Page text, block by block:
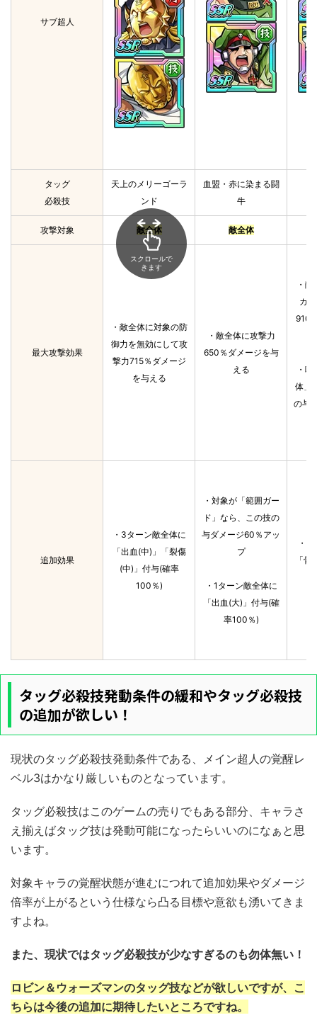
サブ超人
タッグ
必殺技
天上のメリーゴーラ
ンド
血盟・赤に染まる闘
牛
攻撃対象 敵全体 敵全体
最大攻撃効果
・敵全体に対象の防
御力を無効にして攻
撃力715％ダメージ
を与える
・敵全体に攻撃力
650％ダメージを与
える
・
カ
910
・
体」
の与
追加効果
・3ターン敵全体に
「出血(中)」「裂傷
(中)」付与(確率
100％)
・対象が「範囲ガー
ド」なら、この技の
与ダメージ60％アッ
プ
・1ターン敵全体に
「出血(大)」付与(確
率100％)
・3
「
スクロールで
きます
タッグ必殺技発動条件の緩和やタッグ必殺技
の追加が欲しい！
現状のタッグ必殺技発動条件である、メイン超人の覚醒レ
ベル3はかなり厳しいものとなっています。
タッグ必殺技はこのゲームの売りでもある部分、キャラさ
え揃えばタッグ技は発動可能になったらいいのになぁと思
います。
対象キャラの覚醒状態が進むにつれて追加効果やダメージ
倍率が上がるという仕様なら凸る目標や意欲も湧いてきま
すよね。
また、現状ではタッグ必殺技が少なすぎるのも勿体無い！
ロビン＆ウォーズマンのタッグ技などが欲しいですが、こ
ちらは今後の追加に期待したいところですね。